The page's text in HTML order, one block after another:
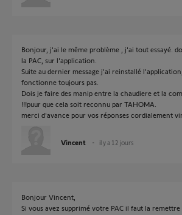
Bonjour, j'ai le même problème , j'ai tout essayé.
la PAC, sur l'application.
Suite au dernier message j'ai reinstallé
fonctionne toujours pas.
Dois je faire des manip entre la chaudiere et la
!!!puur que cela soit reconnu par TAHOMA.
merci d'avance pour vos réponses cordialement
Vincent il y a 12 jours
Bonjour Vincent,
Si vous avez supprimé votre PAC il faut la